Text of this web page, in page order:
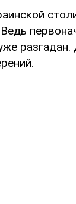
разгадан.